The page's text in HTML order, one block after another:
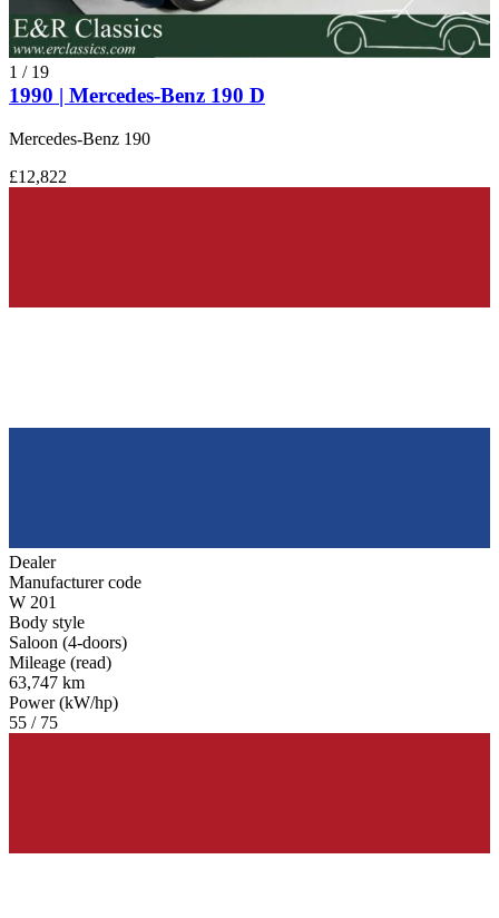
1 / 19
1990 | Mercedes-Benz 190 D
Mercedes-Benz 190
£12,822
Dealer
Manufacturer code
W 201
Body style
Saloon (4-doors)
Mileage (read)
63,747 km
Power (kW/hp)
55 / 75